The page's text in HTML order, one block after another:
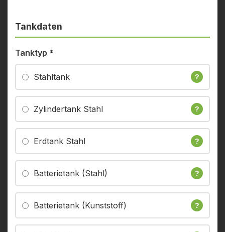
Tankdaten
Tanktyp *
Stahltank ?
Zylindertank Stahl ?
Erdtank Stahl ?
Batterietank (Stahl) ?
Batterietank (Kunststoff) ?